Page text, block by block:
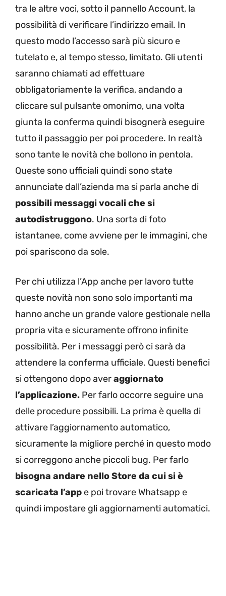
tra le altre voci, sotto il pannello Account, la
possibilità di verificare l’indirizzo email. In
questo modo l’accesso sarà più sicuro e
tutelato e, al tempo stesso, limitato. Gli utenti
saranno chiamati ad effettuare
obbligatoriamente la verifica, andando a
cliccare sul pulsante omonimo, una volta
giunta la conferma quindi bisognerà eseguire
tutto il passaggio per poi procedere. In realtà
sono tante le novità che bollono in pentola.
Queste sono ufficiali quindi sono state
annunciate dall’azienda ma si parla anche di
possibili messaggi vocali che si
autodistruggono. Una sorta di foto
istantanee, come avviene per le immagini, che
poi spariscono da sole.
Per chi utilizza l’App anche per lavoro tutte
queste novità non sono solo importanti ma
hanno anche un grande valore gestionale nella
propria vita e sicuramente offrono infinite
possibilità. Per i messaggi però ci sarà da
attendere la conferma ufficiale. Questi benefici
si ottengono dopo averaggiornato
l’applicazione. Per farlo occorre seguire una
delle procedure possibili. La prima è quella di
attivare l’aggiornamento automatico,
sicuramente la migliore perché in questo modo
si correggono anche piccoli bug. Per farlo
bisogna andare nello Store da cui si è
scaricata l’appe poi trovare Whatsapp e
quindi impostare gli aggiornamenti automatici.